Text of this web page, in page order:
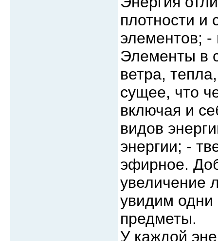
плотности и
элементов; -
Элементы в
ветра,
сущее, что
включая и
видов
энергии; -
эфирное.
увеличение
увидим одни
предметы.
У каждой